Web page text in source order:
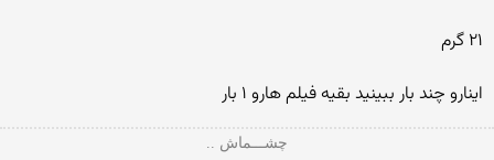
۲۱ گرم
اینارو چند بار ببینید بقیه فیلم هارو ۱ بار
چشـــماش ..